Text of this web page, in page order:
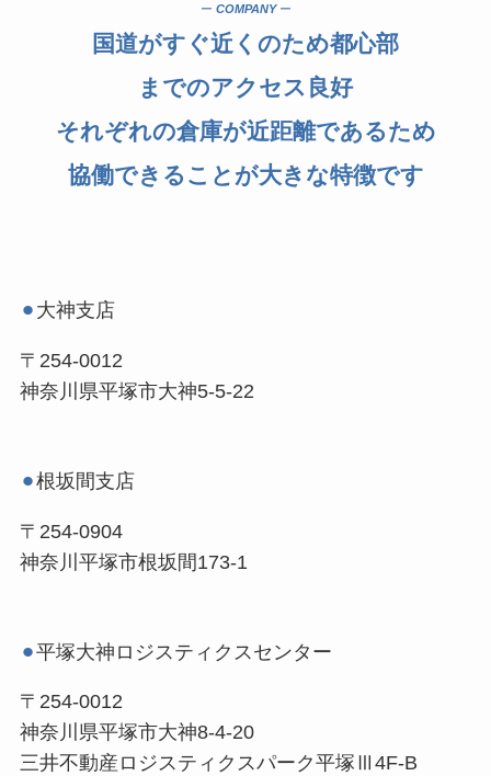
ー COMPANYー
国道がすぐ近くのため都心部
までのアクセス良好
それぞれの倉庫が近距離であるため
協働できることが大きな特徴です
⚫︎ 大神支店
〒254-0012
神奈川県平塚市大神5-5-22
⚫︎根坂間支店
〒254-0904
神奈川平塚市根坂間173-1
⚫︎平塚大神ロジスティクスセンター
〒254-0012
神奈川県平塚市大神8-4-20
三井不動産ロジスティクスパーク平塚Ⅲ4F-B